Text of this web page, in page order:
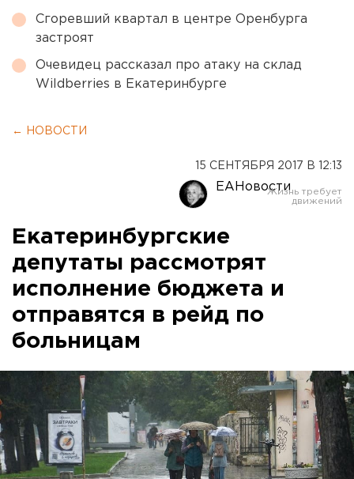
Сгоревший квартал в центре Оренбурга
застроят
Очевидец рассказал про атаку на склад
Wildberries в Екатеринбурге
← НОВОСТИ
15 СЕНТЯБРЯ 2017 В 12:13
ЕАНовости
Екатеринбургские
депутаты рассмотрят
исполнение бюджета и
отправятся в рейд по
больницам